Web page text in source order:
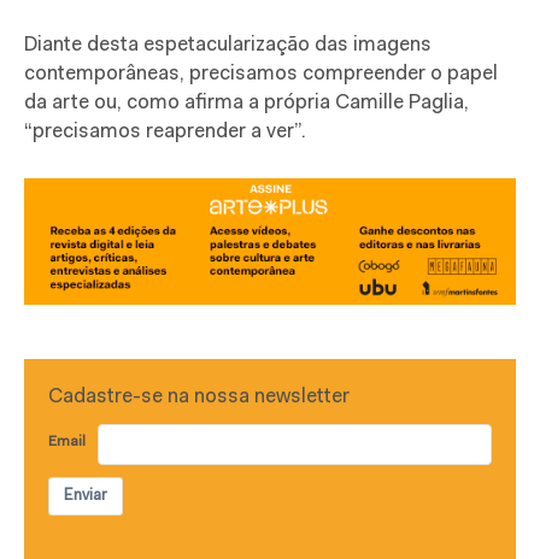
Diante desta espetacularização das imagens
contemporâneas, precisamos compreender o papel
da arte ou, como afirma a própria Camille Paglia,
“precisamos reaprender a ver”.
Cadastre-se na nossa newsletter
Email
Enviar